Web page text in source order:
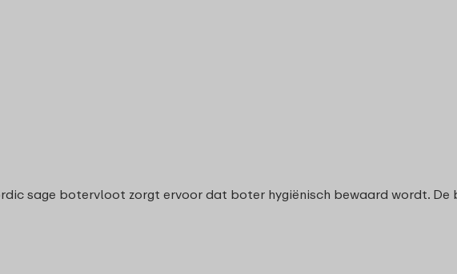
sage botervloot zorgt ervoor dat boter hygiënisch bewaard wordt. De